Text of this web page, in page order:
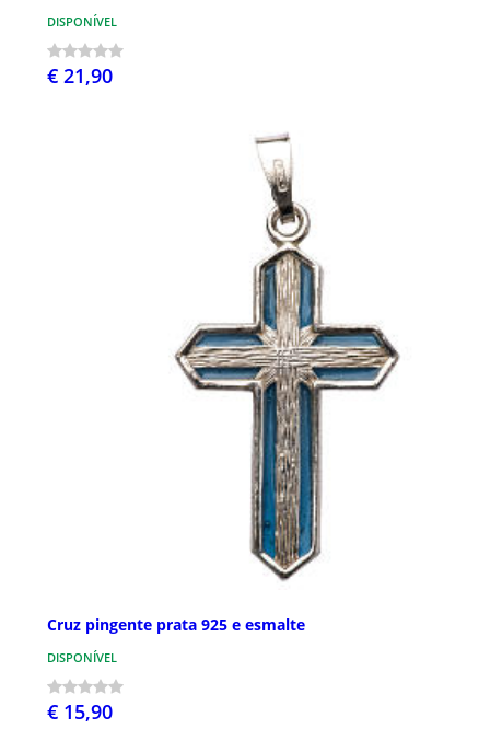
DISPONÍVEL
€ 21,90
Cruz pingente prata 925 e esmalte
DISPONÍVEL
€ 15,90